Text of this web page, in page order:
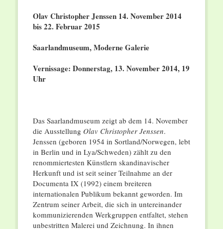
Olav Christopher Jenssen 14. November 2014
bis 22. Februar 2015
Saarlandmuseum, Moderne Galerie
Vernissage: Donnerstag, 13. November 2014, 19
Uhr
Das Saarlandmuseum zeigt ab dem 14. November
die Ausstellung Olav Christopher Jenssen.
Jenssen (geboren 1954 in Sortland/Norwegen, lebt
in Berlin und in Lya/Schweden) zählt zu den
renommiertesten Künstlern skandinavischer
Herkunft und ist seit seiner Teilnahme an der
Documenta IX (1992) einem breiteren
internationalen Publikum bekannt geworden. Im
Zentrum seiner Arbeit, die sich in untereinander
kommunizierenden Werkgruppen entfaltet, stehen
unbestritten Malerei und Zeichnung. In ihnen